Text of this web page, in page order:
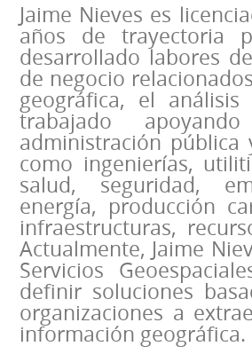
Jaime Nieves es
años de trayectoria
desarrollado labores
de negocio
geográfica, el
trabajado
administración pública
como ingenierías,
salud, seguridad,
energía, producción
infraestructuras,
Actualmente, Jaime
Servicios
definir soluciones
organizaciones a
información geográfica.